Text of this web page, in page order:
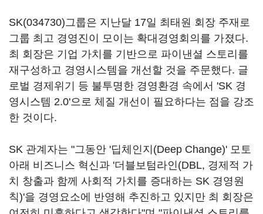
SK(034730)그룹은 지난달 17일 최태원 회장 주재로
그룹 최고 경영진이 모이는 확대경영회의를 가졌다.
최 회장은 기업 가치를 기반으로 파이낸셜 스토리를
재구성하고 경영시스템을 개선할 것을 주문했다. 글
로벌 경제위기 등 불투명한 경영환경 속에서 'SK 경
영시스템 2.0'으로 체질 개선이 필요하다는 점을 강조
한 것이다.
SK 관계자는 "그동안 '딥체인지(Deep Change)' 모토
아래 비즈니스 혁신과 '더블보텀라인(DBL, 경제적 가
치 창출과 함께 사회적 가치를 증대하는 SK 경영원
칙)'을 경영요소에 반영해 추진하고 있지만 최 회장은